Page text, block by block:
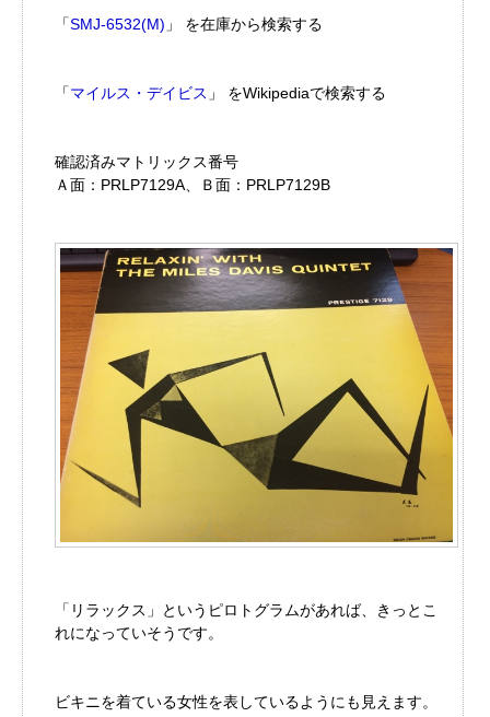
「SMJ-6532(M) 」 を在庫から検索する
「マイルス・デイビス 」 をWikipediaで検索する
確認済みマトリックス番号
Ａ面：PRLP7129A、Ｂ面：PRLP7129B
「リラックス」というピロトグラムがあれば、きっとこ
れになっていそうです。
ビキニを着ている女性を表しているようにも見えます。